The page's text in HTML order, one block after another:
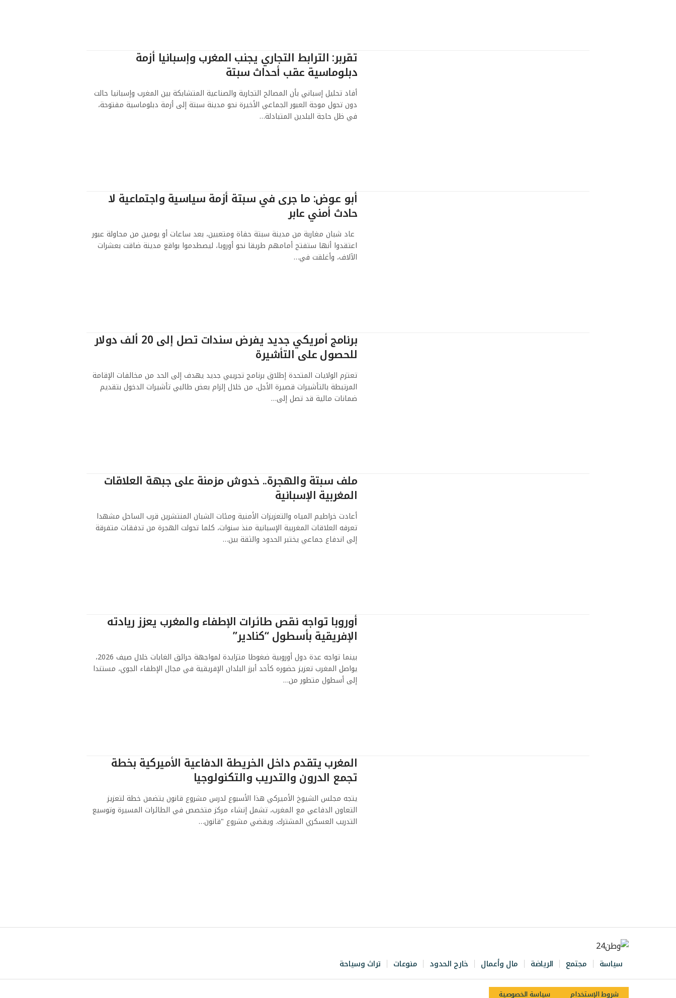
تقربر: الترابط التجاري يجنب المغرب وإسبانيا أزمة
دبلوماسية عقب أحداث سبتة
أفاد تحليل إسباني بأن المصالح التجارية والصناعية المتشابكة بين المغرب وإسبانيا حالت
دون تحول موجة العبور الجماعي الأخيرة نحو مدينة سبتة إلى أزمة دبلوماسية مفتوحة،
في ظل حاجة البلدين المتبادلة…
أبو عوض: ما جرى في سبتة أزمة سياسية واجتماعية لا
حادث أمني عابر
عاد شبان مغاربة من مدينة سبتة حفاة ومتعبين، بعد ساعات أو يومين من محاولة عبور
اعتقدوا أنها ستفتح أمامهم طريقا نحو أوروبا، ليصطدموا بواقع مدينة ضاقت بعشرات
الآلاف، وأغلقت في…
برنامج أمريكي جديد يفرض سندات تصل إلى 20 ألف دولار
للحصول على التأشيرة
تعتزم الولايات المتحدة إطلاق برنامج تجريبي جديد يهدف إلى الحد من مخالفات الإقامة
المرتبطة بالتأشيرات قصيرة الأجل، من خلال إلزام بعض طالبي تأشيرات الدخول بتقديم
ضمانات مالية قد تصل إلى…
ملف سبتة والهجرة.. خدوش مزمنة على جبهة العلاقات
المغربية الإسبانية
أعادت خراطيم المياه والتعزيزات الأمنية ومئات الشبان المنتشرين قرب الساحل مشهدا
تعرفه العلاقات المغربية الإسبانية منذ سنوات، كلما تحولت الهجرة من تدفقات متفرقة
إلى اندفاع جماعي يختبر الحدود والثقة بين…
أوروبا تواجه نقص طائرات الإطفاء والمغرب يعزز ريادته
الإفريقية بأسطول “كنادير”
بينما تواجه عدة دول أوروبية ضغوطا متزايدة لمواجهة حرائق الغابات خلال صيف 2026،
يواصل المغرب تعزيز حضوره كأحد أبرز البلدان الإفريقية في مجال الإطفاء الجوي، مستندا
إلى أسطول متطور من…
المغرب يتقدم داخل الخريطة الدفاعية الأميركية بخطة
تجمع الدرون والتدريب والتكنولوجيا
يتجه مجلس الشيوخ الأميركي هذا الأسبوع لدرس مشروع قانون يتضمن خطة لتعزيز
التعاون الدفاعي مع المغرب، تشمل إنشاء مركز متخصص في الطائرات المسيرة وتوسيع
التدريب العسكري المشترك. ويقضي مشروع "قانون…
سياسة مجتمع الرياضة مال وأعمال خارج الحدود منوعات تراث وسياحة
شروط الإستخدام سياسة الخصوصية